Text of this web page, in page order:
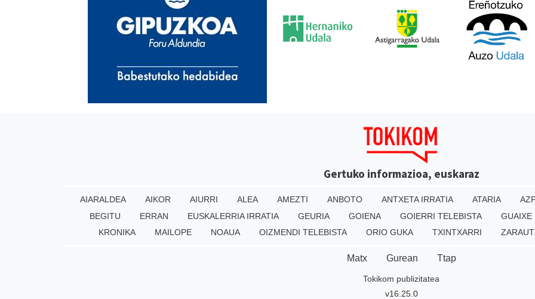
Gertuko informazioa, euskaraz
AIARALDEA AIKOR AIURRI ALEA AMEZTI ANBOTO ANTXETA IRRATIA ATARIA
BEGITU
ERRAN EUSKALERRIA IRRATIA GEURIA GOIENA GOIERRI TELEBISTA
GUAIXE
KRONIKA
MAILOPE NOAUA OIZMENDI TELEBISTA ORIO GUKA TXINTXARRI
Matx Gurean Ttap
Tokikom publizitatea
v16.25.0